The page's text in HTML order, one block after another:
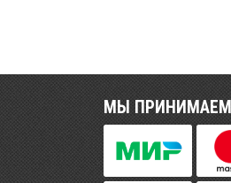
МЫ ПРИНИМАЕМ